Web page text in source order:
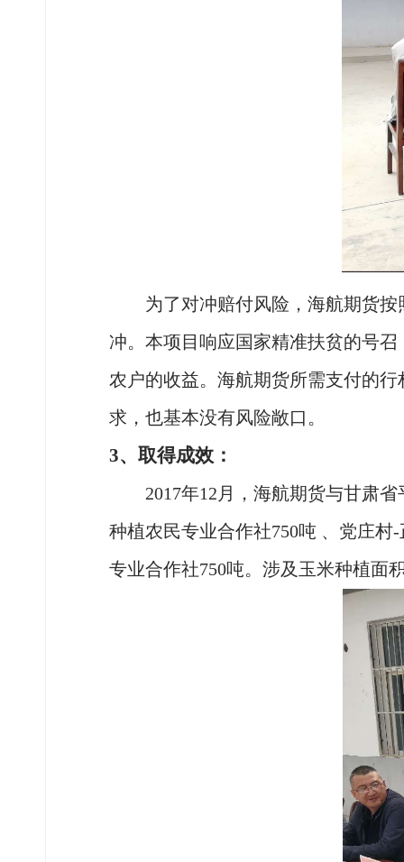
为了对冲赔付风险，海航期货按
冲。本项目响应国家精准扶贫的号
农户的收益。海航期货所需支付的
求，也基本没有风险敞口。
3、取得成效：
2017年12月，海航期货与甘肃
种植农民专业合作社750吨 、党庄
专业合作社750吨。涉及玉米种植面